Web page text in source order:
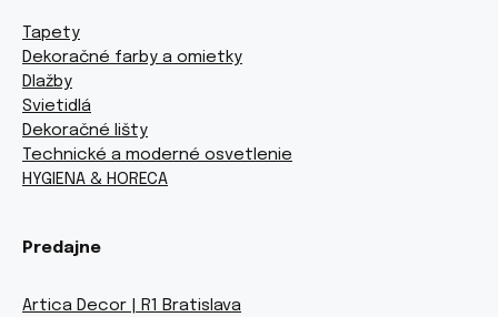
Tapety
Dekoračné farby a omietky
Dlažby
Svietidlá
Dekoračné lišty
Technické a moderné osvetlenie
HYGIENA & HORECA
Predajne
Artica Decor | R1 Bratislava